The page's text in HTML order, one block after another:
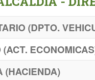
(DPTO.
(HACIENDA)